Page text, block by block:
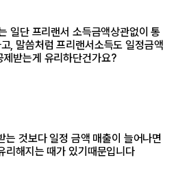
일단 프리랜서 소득금액상관없이 통
, 말씀처럼 프리랜서소득도 일정금액
받는게 유리하단건가요?
는 것보다 일정 금액 매출이 늘어나면
리해지는 때가 있기때문입니다